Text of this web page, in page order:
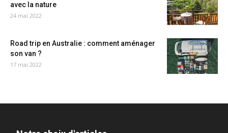
avec la nature
24 mai 2022
Road trip en Australie : comment aménager
son van ?
17 mai 2022